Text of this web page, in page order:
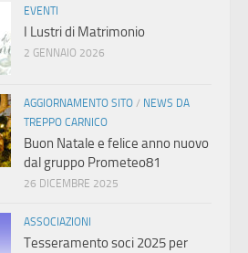
EVENTI
I Lustri di Matrimonio
2 GENNAIO 2026
AGGIORNAMENTO SITO / NEWS DA
TREPPO CARNICO
Buon Natale e felice anno nuovo
dal gruppo Prometeo81
26 DICEMBRE 2025
ASSOCIAZIONI
Tesseramento soci 2025 per